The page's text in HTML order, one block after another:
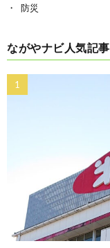
防災
ながやナビ人気記事